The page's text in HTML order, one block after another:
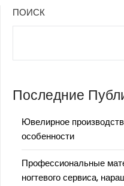
ПОИСК
Последние
Ювелирное
особенности
Профессиональные
ногтевого сервиса,